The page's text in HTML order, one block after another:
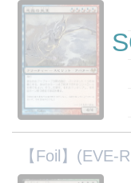
【Foil】(EVE-